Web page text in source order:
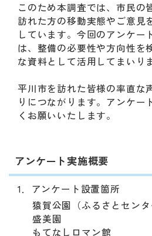
このため本調査では、市民の
訪れた方の移動実態やご意見
しています。今回のアンケー
は、整備の必要性や方向性を
な資料として活用してまいり
平川市を訪れた皆様の率直な
りにつながります。アンケー
くお願いいたします。
アンケート実施概要
1．アンケート設置箇所
猿賀公園（ふるさとセンタ
盛美園
もてなしロマン館